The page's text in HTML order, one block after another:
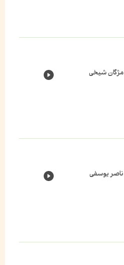
مژگان شیخی
ناصر یوسفی